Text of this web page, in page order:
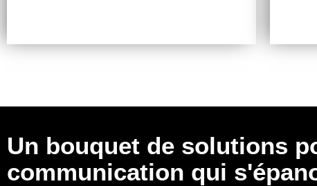
Un bouquet de solutions
communication qui